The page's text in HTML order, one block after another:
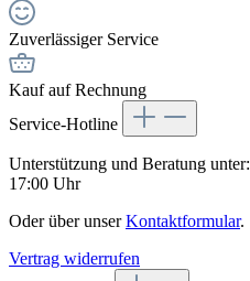
Zuverlässiger Service
Kauf auf Rechnung
Service-Hotline
Unterstützung und Beratung unter:
17:00 Uhr
Oder über unserKontaktformular.
Vertrag widerrufen